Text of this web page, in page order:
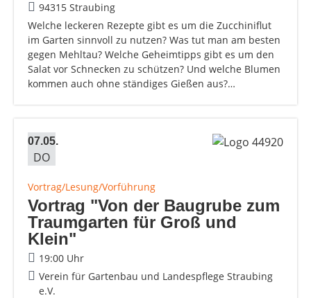
94315 Straubing
Welche leckeren Rezepte gibt es um die Zucchiniflut
im Garten sinnvoll zu nutzen? Was tut man am besten
gegen Mehltau? Welche Geheimtipps gibt es um den
Salat vor Schnecken zu schützen? Und welche Blumen
kommen auch ohne ständiges Gießen aus?…
07.05.
DO
Vortrag/Lesung/Vorführung
Vortrag "Von der Baugrube zum
Traumgarten für Groß und
Klein"
19:00 Uhr
Verein für Gartenbau und Landespflege Straubing
e.V.